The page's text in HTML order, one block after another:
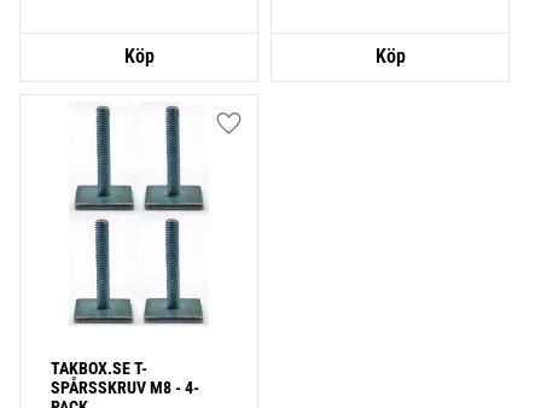
TAKBOX.SE T-
SPÅRSSKRUV M8 - 4-
Lägg till i favoriter